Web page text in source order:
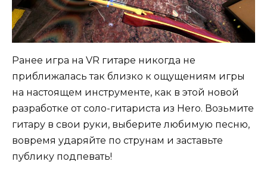
Ранее игра на VR гитаре никогда не
приближалась так близко к ощущениям игры
на настоящем инструменте, как в этой новой
разработке от соло-гитариста из Hero. Возьмите
гитару в свои руки, выберите любимую песню,
вовремя ударяйте по струнам и заставьте
публику подпевать!